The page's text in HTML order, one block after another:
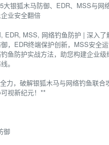
大银狐木马防御、EDR、MSS与网
业安全翻倍
EDR, MSS, 网络钓鱼防护 | 深入了
，EDR终端保护创新，MSS安全运
鱼防护实战方法，助您构建企业级
。
力，破解银狐木马与网络钓鱼联合
视新纪元！**
御